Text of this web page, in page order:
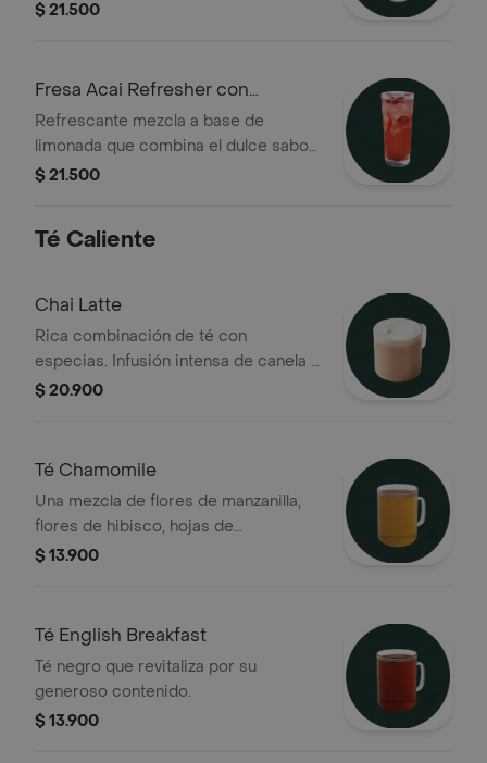
mango dulce y el exótico dragonfruit,
$ 21.500
Fresa Acai Refresher con
limonada
Refrescante mezcla a base de
limonada que combina el dulce sabor
de la fresa y el acai, con extracto de
$ 21.500
Té Caliente
Chai Latte
Rica combinación de té con
especias. Infusión intensa de canela y
jengibre, cardamomo, pimienta negra
$ 20.900
Té Chamomile
Una mezcla de flores de manzanilla,
flores de hibisco, hojas de
hierbabuena, hierba limón, pétalos de
lavanda y caléndula. Dulce y floral
$ 13.900
Té English Breakfast
Té negro que revitaliza por su
generoso contenido.
$ 13.900